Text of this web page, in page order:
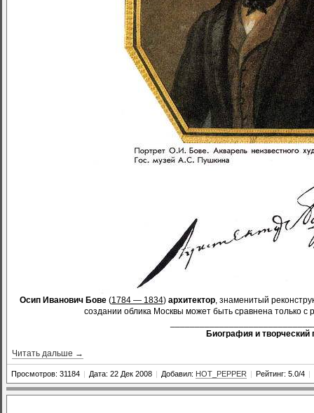
Осип Иванович Бове(1784 — 1834) архитектор, знаменитый
создании облика Москвы может быть сравнена только с
Биография и творческий
Читать дальше →
Просмотров: 31184 | Дата: 22 Дек 2008 | Добавил: HOT_PEPPER | Рейтинг: 5.0/4 |